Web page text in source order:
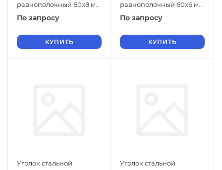
равнополочный 60х8 мм
20Х13 ГОСТ 8509-93
По запросу
КУПИТЬ
равнополочный 60х6 мм
20Х13 ГОСТ 8509-93
По запросу
КУПИТЬ
Уголок стальной
Уголок стальной